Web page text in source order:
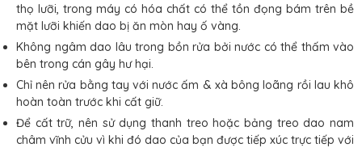
thọ lưỡi, trong máy có hóa chất có thể tồn đọng bám trên bề
mặt lưỡi khiến dao bị ăn mòn hay ố vàng.
Không ngâm dao lâu trong bồn rửa bởi nước có thể thấm vào
bên trong cán gây hư hại.
Chỉ nên rửa bằng tay với nước ấm & xà bông loãng rồi lau khô
hoàn toàn trước khi cất giữ.
Để cất trữ, nên sử dụng thanh treo hoặc bảng treo dao nam
châm vĩnh cửu vì khi đó dao của bạn được tiếp xúc trực tiếp với